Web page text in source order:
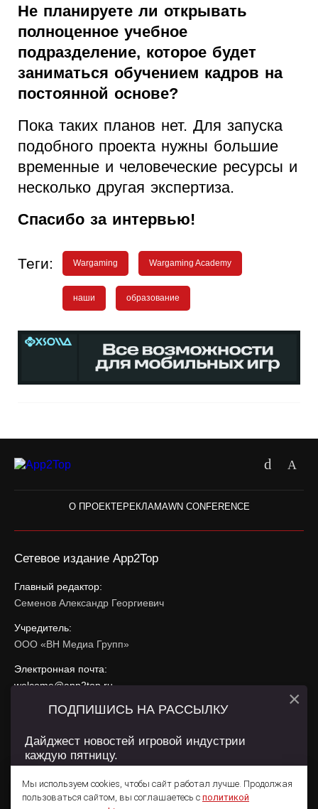
Не планируете ли открывать
полноценное учебное
подразделение, которое будет
заниматься обучением кадров на
постоянной основе?
Пока таких планов нет. Для запуска
подобного проекта нужны большие
временные и человеческие ресурсы и
несколько другая экспертиза.
Спасибо за интервью!
Теги: Wargaming Wargaming Academy
наши образование
О ПРОЕКТЕРЕКЛАМАWN CONFERENCE
Сетевое издание App2Top
Главный редактор:
Семенов Александр Георгиевич
Учредитель:
ООО «ВН Медиа Групп»
Электронная почта:
welcome@app2top.ru
При использовании материалов активная ссылка на
Сайт использует IP адреса, cookie, данные геолокации
использования содержатся вПолитике конфиденциальностии
Пользовательском соглашении .
Мы используем cookies, чтобы сайт работал лучше. Продолжая
пользоваться сайтом, вы соглашаетесь с политикой
ПОДПИШИСЬ НА РАССЫЛКУ
Дайджест новостей игровой индустрии
каждую пятницу.
×